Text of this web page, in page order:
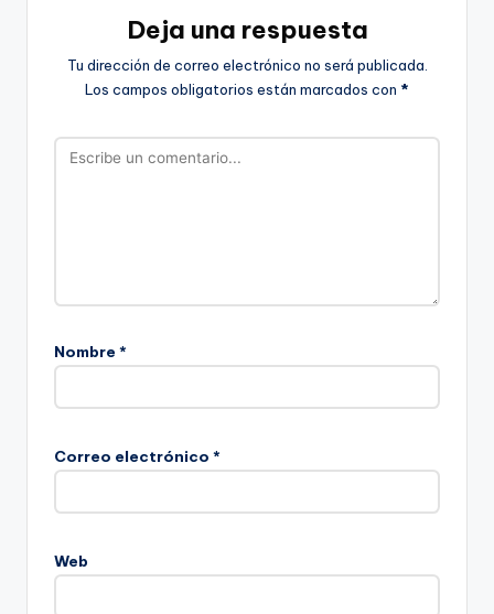
Deja una respuesta
Tu dirección de correo electrónico no será publicada.
Los campos obligatorios están marcados con *
Nombre *
Correo electrónico *
Web